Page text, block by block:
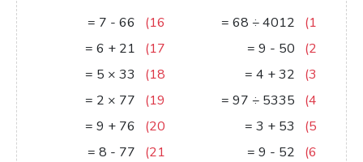
1)
4012
÷
68
=
2)
50
-
9
=
3)
32
+
4
=
4)
5335
÷
97
=
5)
53
+
3
=
6)
52
-
9
=
16)
66
-
7
=
17)
21
+
6
=
18)
33
×
5
=
19)
77
×
2
=
20)
76
+
9
=
21)
77
-
8
=